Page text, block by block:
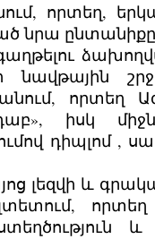
որտեղ,
նրա
որտեղ
իսկ
դիպլոմ ,
լեզվի և